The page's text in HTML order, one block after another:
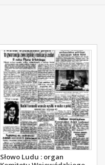
Słowo Ludu : organ